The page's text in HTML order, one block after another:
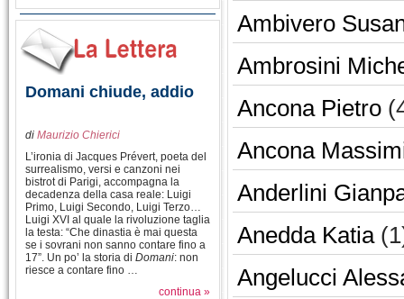
Domani chiude, addio
di Maurizio Chierici
L’ironia di Jacques Prévert, poeta del
surrealismo, versi e canzoni nei
bistrot di Parigi, accompagna la
decadenza della casa reale: Luigi
Primo, Luigi Secondo, Luigi Terzo…
Luigi XVI al quale la rivoluzione taglia
la testa: “Che dinastia è mai questa
se i sovrani non sanno contare fino a
17”. Un po’ la storia di Domani: non
riesce a contare fino …
continua »
Ambivero
Ambrosini
Ancona Pietro
Ancona
Anderlini
Anedda Katia
Angelucci